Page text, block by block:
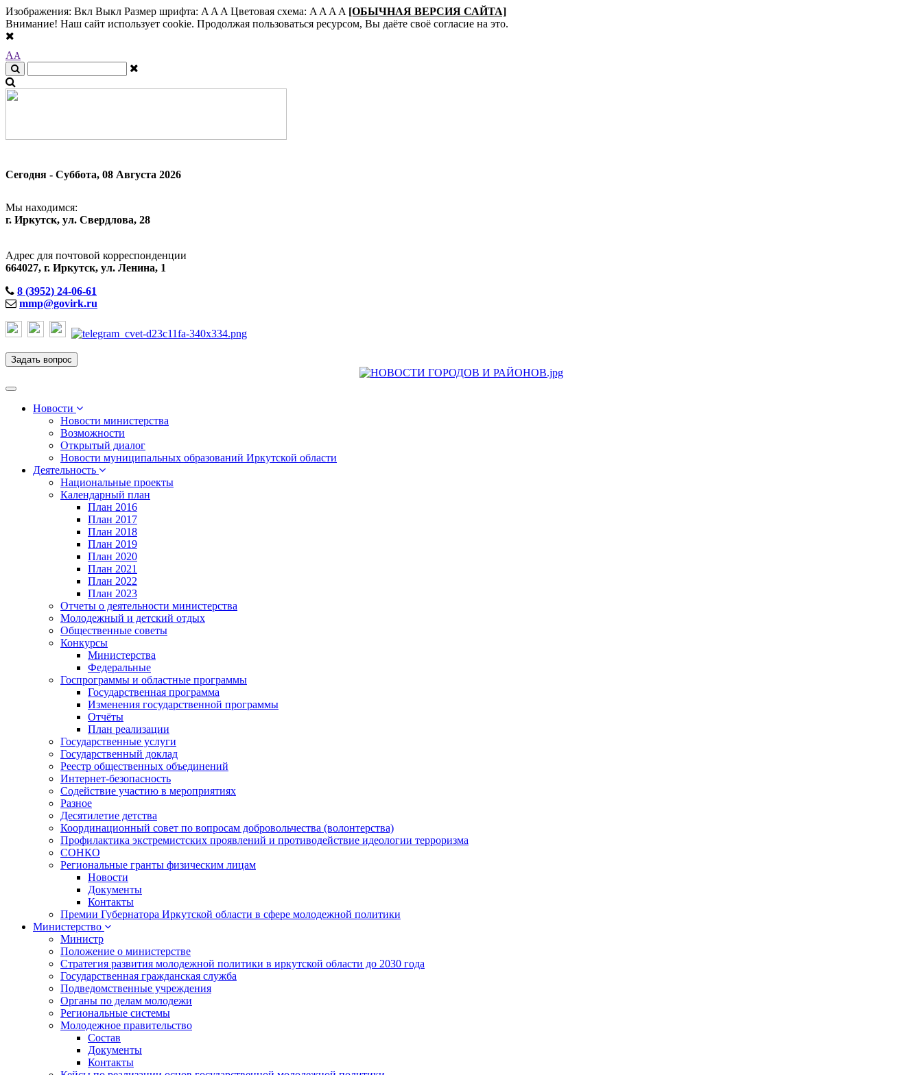
Изображения: Вкл Выкл Размер шрифта: A A A Цветовая схема: A A A A [ОБЫЧНАЯ ВЕРСИЯ САЙТА]
Внимание! Наш сайт использует cookie. Продолжая пользоваться ресурсом, Вы даёте своё согласие на это.
AA
Сегодня - Суббота, 08 Августа 2026
Мы находимся:
г. Иркутск, ул. Свердлова, 28
Адрес для почтовой корреспонденции
664027, г. Иркутск, ул. Ленина, 1
8 (3952) 24-06-61
mmp@govirk.ru
Задать вопрос
Toggle
navigationНовости
Новости министерства
Возможности
Открытый диалог
Новости муниципальных образований Иркутской области
Деятельность
Национальные проекты
Календарный план
План 2016
План 2017
План 2018
План 2019
План 2020
План 2021
План 2022
План 2023
Отчеты о деятельности министерства
Молодежный и детский отдых
Общественные советы
Конкурсы
Министерства
Федеральные
Госпрограммы и областные программы
Государственная программа
Изменения государственной программы
Отчёты
План реализации
Государственные услуги
Государственный доклад
Реестр общественных объединений
Интернет-безопасность
Содействие участию в мероприятиях
Разное
Десятилетие детства
Координационный совет по вопросам добровольчества (волонтерства)
Профилактика экстремистских проявлений и противодействие идеологии терроризма
СОНКО
Региональные гранты физическим лицам
Новости
Документы
Контакты
Премии Губернатора Иркутской области в сфере молодежной политики
Министерство
Министр
Положение о министерстве
Стратегия развития молодежной политики в иркутской области до 2030 года
Государственная гражданская служба
Подведомственные учреждения
Органы по делам молодежи
Региональные системы
Молодежное правительство
Состав
Документы
Контакты